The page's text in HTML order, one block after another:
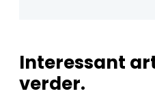
Interessant
verder.